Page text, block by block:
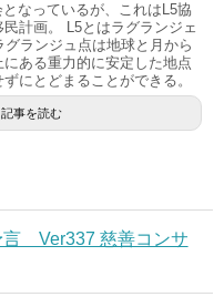
なっているが、これはL5協
計画。 L5とはラグランジェ
ランジュ点は地球と月から
ある重力的に安定した地点
にとどまることができる。
記事を読む
言 Ver337 慈善コンサ